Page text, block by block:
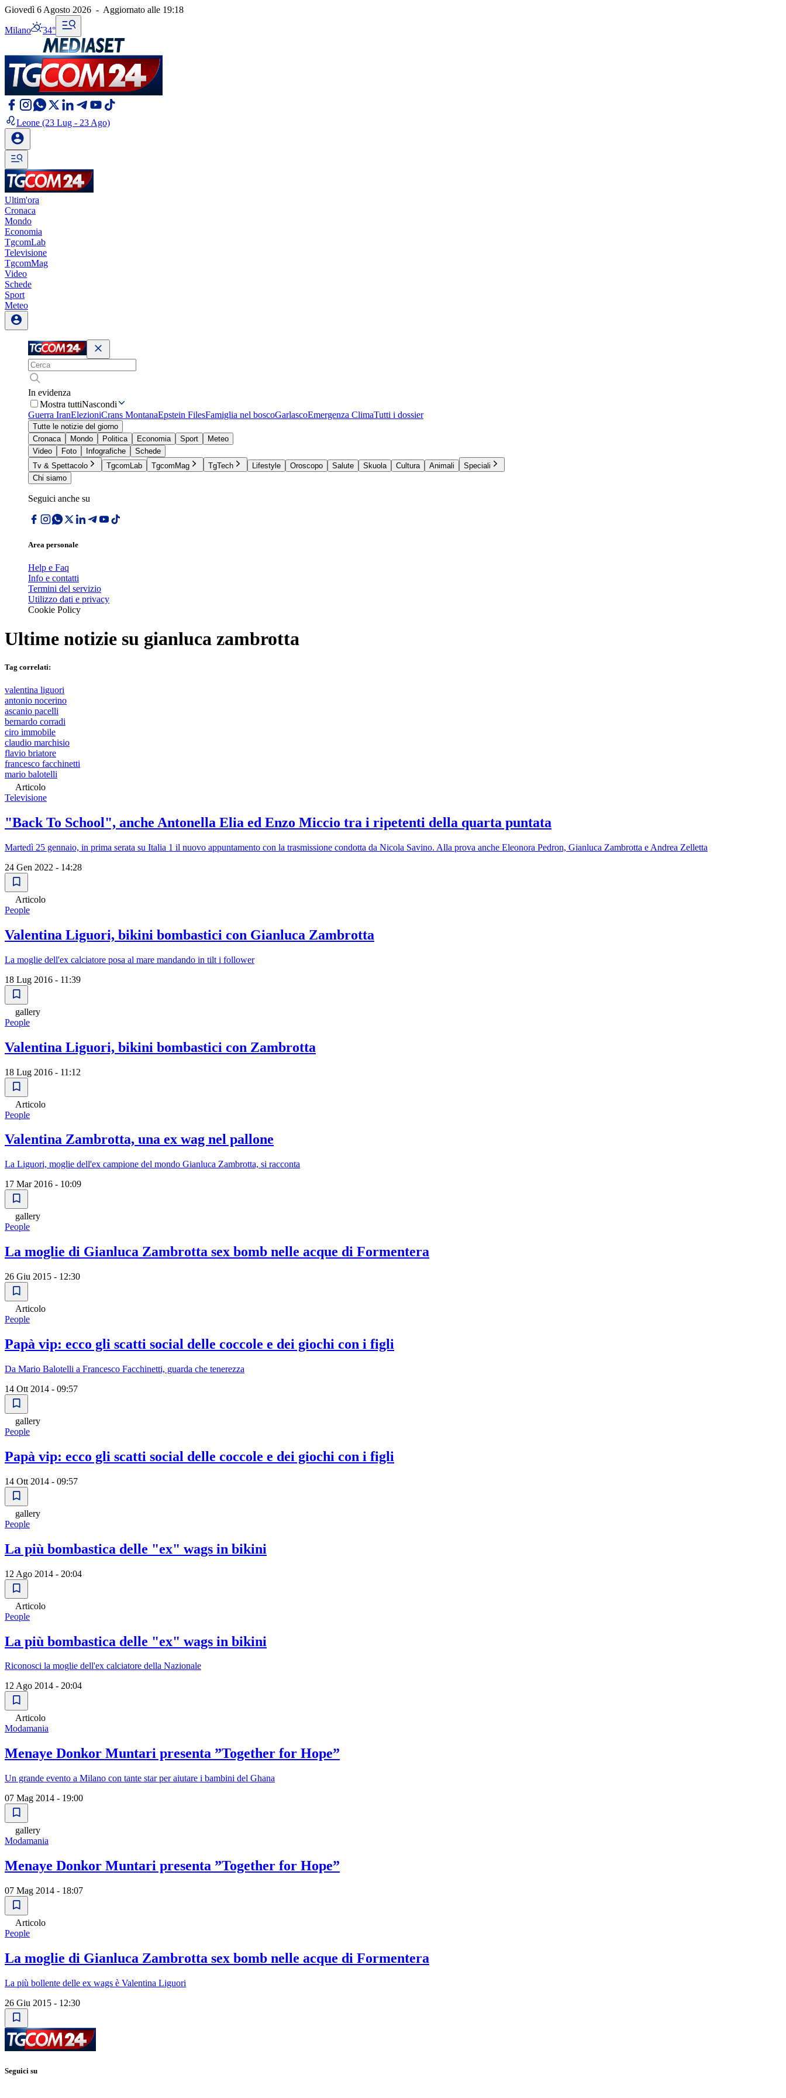
Giovedì 6 Agosto 2026 - Aggiornato alle 19:18
Milano 34°
Leone (23 Lug - 23 Ago)
Ultim'ora
Cronaca
Mondo
Economia
TgcomLab
Televisione
TgcomMag
Video
Schede
Sport
Meteo
In evidenza
Mostra tuttiNascondi
Guerra IranElezioniCrans MontanaEpstein FilesFamiglia nel boscoGarlascoEmergenza ClimaTutti i dossier
Tutte le notizie del giorno
Cronaca
Mondo Politica Economia Sport
Meteo
Video
Foto Infografiche
Schede
Tv & Spettacolo
TgcomLab TgcomMag TgTech Lifestyle Oroscopo Salute Skuola Cultura Animali
Speciali
Chi siamo
Seguici anche su
Area personale
Help e Faq
Info e contatti
Termini del servizio
Utilizzo dati e privacy
Cookie Policy
Ultime notizie su gianluca zambrotta
Tag correlati:
valentina liguori
antonio nocerino
ascanio pacelli
bernardo corradi
ciro immobile
claudio marchisio
flavio briatore
francesco facchinetti
mario balotelli
Articolo
Televisione
"Back To School", anche Antonella Elia ed Enzo Miccio tra i ripetenti della quarta puntata
Martedì 25 gennaio, in prima serata su Italia 1 il nuovo appuntamento con la trasmissione condotta da Nicola Savino. Alla prova anche Eleonora Pedron, Gianluca Zambrotta e Andrea Zelletta
24 Gen 2022 - 14:28
Articolo
People
Valentina Liguori, bikini bombastici con Gianluca Zambrotta
La moglie dell'ex calciatore posa al mare mandando in tilt i follower
18 Lug 2016 - 11:39
gallery
People
Valentina Liguori, bikini bombastici con Zambrotta
18 Lug 2016 - 11:12
Articolo
People
Valentina Zambrotta, una ex wag nel pallone
La Liguori, moglie dell'ex campione del mondo Gianluca Zambrotta, si racconta
17 Mar 2016 - 10:09
gallery
People
La moglie di Gianluca Zambrotta sex bomb nelle acque di Formentera
26 Giu 2015 - 12:30
Articolo
People
Papà vip: ecco gli scatti social delle coccole e dei giochi con i figli
Da Mario Balotelli a Francesco Facchinetti, guarda che tenerezza
14 Ott 2014 - 09:57
gallery
People
Papà vip: ecco gli scatti social delle coccole e dei giochi con i figli
14 Ott 2014 - 09:57
gallery
People
La più bombastica delle "ex" wags in bikini
12 Ago 2014 - 20:04
Articolo
People
La più bombastica delle "ex" wags in bikini
Riconosci la moglie dell'ex calciatore della Nazionale
12 Ago 2014 - 20:04
Articolo
Modamania
Menaye Donkor Muntari presenta ”Together for Hope”
Un grande evento a Milano con tante star per aiutare i bambini del Ghana
07 Mag 2014 - 19:00
gallery
Modamania
Menaye Donkor Muntari presenta ”Together for Hope”
07 Mag 2014 - 18:07
Articolo
People
La moglie di Gianluca Zambrotta sex bomb nelle acque di Formentera
La più bollente delle ex wags è Valentina Liguori
26 Giu 2015 - 12:30
Seguici su